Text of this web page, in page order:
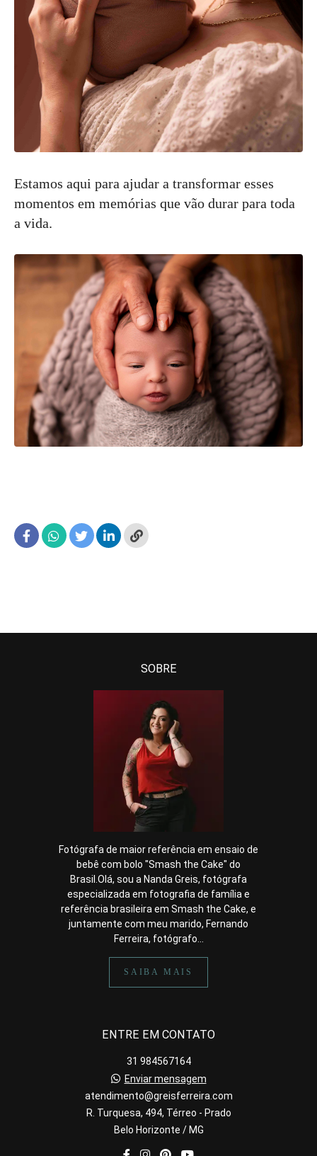
Estamos aqui para ajudar a transformar esses
momentos em memórias que vão durar para toda
a vida.
SOBRE
Fotógrafa de maior referência em ensaio de
bebê com bolo "Smash the Cake" do
Brasil.Olá, sou a Nanda Greis, fotógrafa
especializada em fotografia de família e
referência brasileira em Smash the Cake, e
juntamente com meu marido, Fernando
Ferreira, fotógrafo...
SAIBA MAIS
ENTRE EM CONTATO
31 984567164
Enviar mensagem
atendimento@greisferreira.com
R. Turquesa, 494, Térreo - Prado
Belo Horizonte / MG